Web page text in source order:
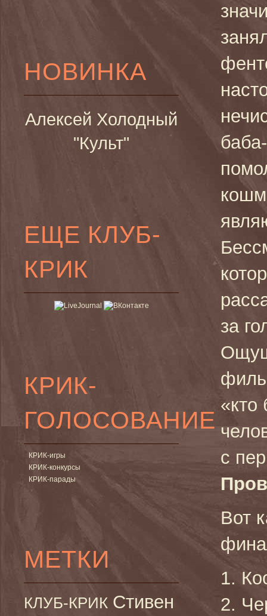
НОВИНКА
Алексей Холодный
"Культ"
ЕЩЕ КЛУБ-
КРИК
КРИК-
ГОЛОСОВАНИЕ
КРИК-игры
КРИК-конкурсы
КРИК-парады
МЕТКИ
КЛУБ-КРИК Стивен
за
«кто
с
Вот
1.
2.